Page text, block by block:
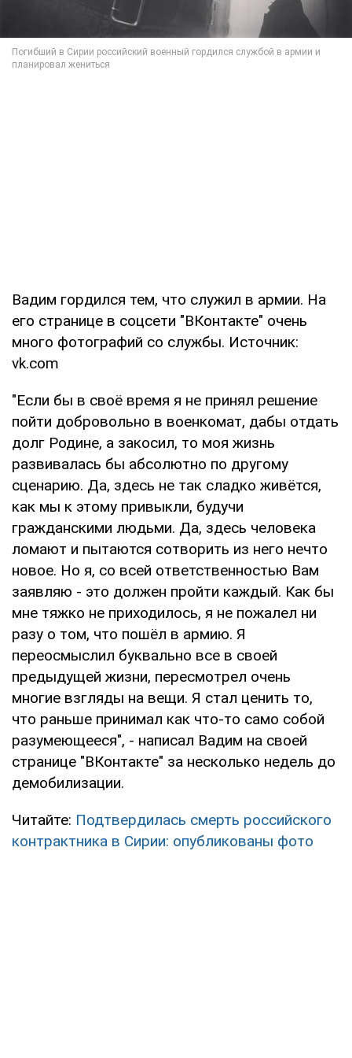
Вадим гордился тем, что служил в армии. На
его странице в соцсети "ВКонтакте" очень
много фотографий со службы. Источник:
vk.com
"Если бы в своё время я не принял решение
пойти добровольно в военкомат, дабы отдать
долг Родине, а закосил, то моя жизнь
развивалась бы абсолютно по другому
сценарию. Да, здесь не так сладко живётся,
как мы к этому привыкли, будучи
гражданскими людьми. Да, здесь человека
ломают и пытаются сотворить из него нечто
новое. Но я, со всей ответственностью Вам
заявляю - это должен пройти каждый. Как бы
мне тяжко не приходилось, я не пожалел ни
разу о том, что пошёл в армию. Я
переосмыслил буквально все в своей
предыдущей жизни, пересмотрел очень
многие взгляды на вещи. Я стал ценить то,
что раньше принимал как что-то само собой
разумеющееся", - написал Вадим на своей
странице "ВКонтакте" за несколько недель до
демобилизации.
Читайте: Подтвердилась смерть российского
контрактника в Сирии: опубликованы фото